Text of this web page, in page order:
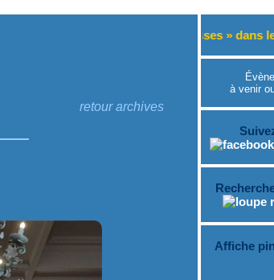
retour archives
des Princesses » dans le Parc
à venir
Affiche